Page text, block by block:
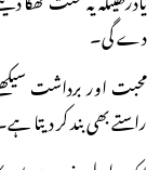
دے گی۔
محبت اور برداشت
راستے بھی بند کر دیتا